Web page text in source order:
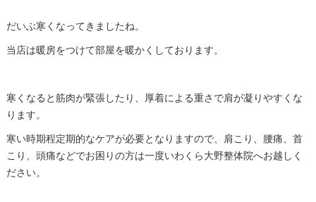
だいぶ寒くなってきましたね。
当店は暖房をつけて部屋を暖かくしております。
寒くなると筋肉が緊張したり、厚着による重さで肩が凝りやすくな
ります。
寒い時期程定期的なケアが必要となりますので、肩こり、腰痛、首
こり、頭痛などでお困りの方は一度いわくら大野整体院へお越しく
ださい。